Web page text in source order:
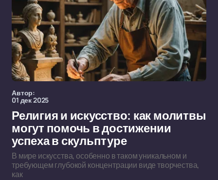
Автор:
01 дек 2025
Религия и искусство: как молитвы
могут помочь в достижении
успеха в скульптуре
В мире искусства, особенно в таком уникальном и
требующем глубокой концентрации виде творчества,
как